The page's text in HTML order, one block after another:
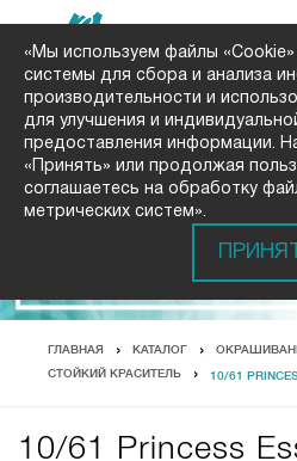
ГЛАВНАЯ КАТАЛОГ
СТОЙКИЙ КРАСИТЕЛЬ 10/61
10/61 Princess
«Мы используем файлы
системы для сбора и анализа
производительности и
для улучшения и
предоставления информации.
«Принять» или продолжая
соглашаетесь на обработку
метрических систем».